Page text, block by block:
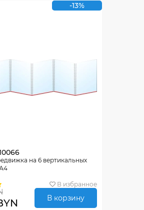
-13%
на 6 вертикальных
В избранное
В корзину